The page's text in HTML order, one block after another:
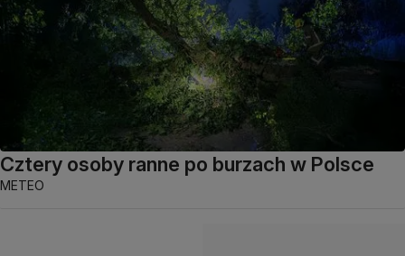
Cztery osoby ranne po burzach w Polsce
METEO